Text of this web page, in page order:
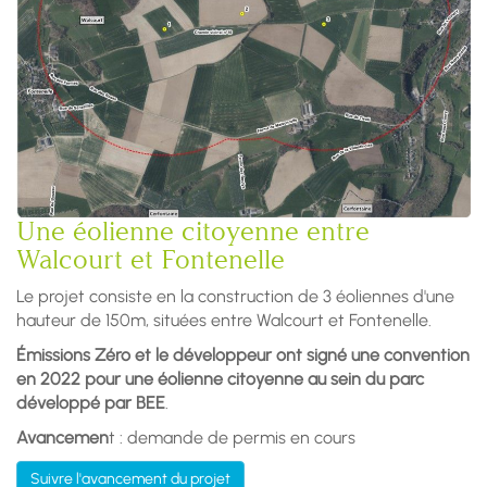
Une éolienne citoyenne entre
Walcourt et Fontenelle
Le projet consiste en la construction de 3 éoliennes d'une
hauteur de 150m, situées entre Walcourt et Fontenelle.
Émissions Zéro et le développeur ont signé une convention
en 2022 pour une éolienne citoyenne au sein du parc
développé par BEE.
Avancement : demande de permis en cours
Suivre l'avancement du projet